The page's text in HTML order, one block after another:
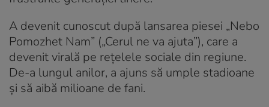
A devenit cunoscut după lansarea piesei „Nebo
Pomozhet Nam” („Cerul ne va ajuta”), care a
devenit virală pe rețelele sociale din regiune.
De-a lungul anilor, a ajuns să umple stadioane
și să aibă milioane de fani.